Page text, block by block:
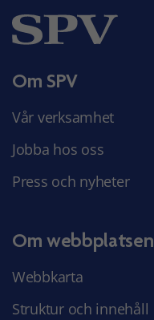
Om SPV
Vår verksamhet
Jobba hos oss
Press och nyheter
Om webbplatsen
Webbkarta
Struktur och innehåll